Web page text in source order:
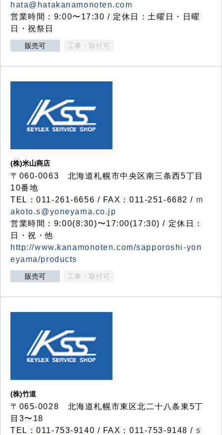
hata@hatakanamonoten.com
営業時間：9:00〜17:30 / 定休日：土曜日・日曜
日・祝祭日
販売可 工事・取付可
(株)米山商店
〒060-0063 北海道札幌市中央区南三条西5丁目
10番地
TEL：011-261-6656 / FAX：011-251-6682 / m
akoto.s@yoneyama.co.jp
営業時間：9:00(8:30)〜17:00(17:30) / 定休日：
日・祝・他
http://www.kanamonoten.com/sapporoshi-yon
eyama/products
販売可 工事・取付可
(株)竹道
〒065-0028 北海道札幌市東区北二十八条東5丁
目3〜18
TEL：011-753-9140 / FAX：011-753-9148 / s